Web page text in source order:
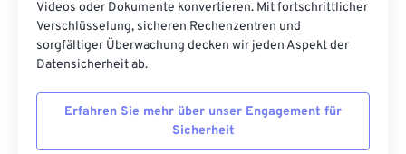
Videos oder Dokumente konvertieren. Mit fortschrittlicher
Verschlüsselung, sicheren Rechenzentren und
sorgfältiger Überwachung decken wir jeden Aspekt der
Datensicherheit ab.
Erfahren Sie mehr über unser Engagement für
Sicherheit